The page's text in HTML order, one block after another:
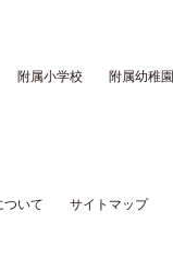
附属小学校 附属幼稚園
ついて サイトマップ